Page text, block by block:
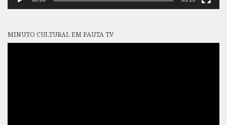
MINUTO CULTURAL EM PAUTA TV